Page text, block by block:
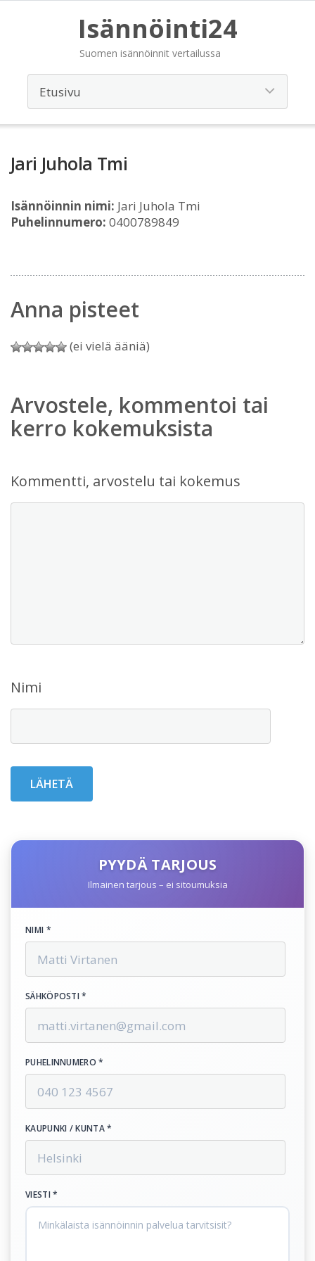
Isännöinti24
Suomen isännöinnit vertailussa
Jari Juhola Tmi
Isännöinnin nimi: Jari Juhola Tmi
Puhelinnumero: 0400789849
Anna pisteet
(ei vielä ääniä)
Arvostele, kommentoi tai
kerro kokemuksista
Kommentti, arvostelu tai kokemus
Nimi
PYYDÄ TARJOUS
Ilmainen tarjous – ei sitoumuksia
NIMI *
SÄHKÖPOSTI *
PUHELINNUMERO *
KAUPUNKI / KUNTA *
VIESTI *